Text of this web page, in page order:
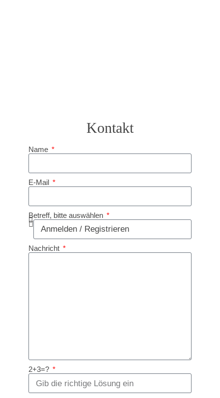
Kontakt
Name
E-Mail
Betreff, bitte auswählen
Nachricht
2+3=?